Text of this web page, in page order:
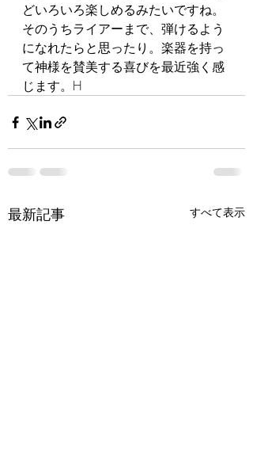
どいろいろ楽しめるみたいですね。
そのうちライアーまで、弾けるよう
になれたらと思ったり。楽器を持っ
て神様を賛美する喜びを最近強く感
じます。H
最新記事 すべて表示